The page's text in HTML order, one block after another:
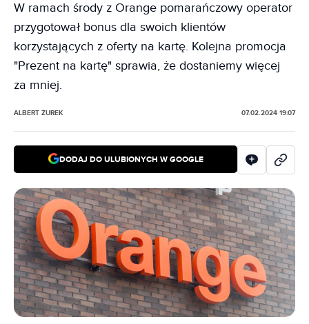
W ramach środy z Orange pomarańczowy operator
przygotował bonus dla swoich klientów
korzystających z oferty na kartę. Kolejna promocja
"Prezent na kartę" sprawia, że dostaniemy więcej
za mniej.
ALBERT ŻUREK 07.02.2024 19:07
DODAJ DO ULUBIONYCH W GOOGLE